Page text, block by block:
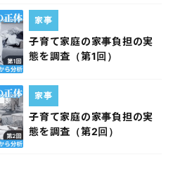
子育て家庭の家事負担の実
態を調査（第1回）
家事
子育て家庭の家事負担の実
態を調査（第2回）
家事